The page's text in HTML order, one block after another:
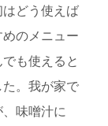
どう使えば
のメニュー
も使えると
。我が家で
味噌汁に